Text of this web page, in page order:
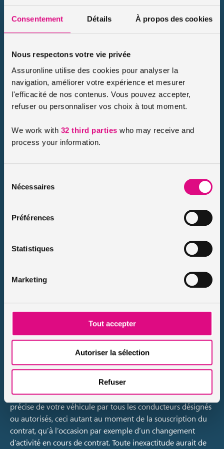
Consentement Détails À propos des cookies
Nous respectons votre vie privée
Assuronline utilise des cookies pour analyser la
navigation, améliorer votre expérience et mesurer
l'efficacité de nos contenus. Vous pouvez accepter,
refuser ou personnaliser vos choix à tout moment.
We work with 32 third parties who may receive and
process your information.
Nécessaires
Préférences
Statistiques
Marketing
Tout accepter
Autoriser la sélection
Refuser
Exemples tarifs assurance scooter
En quelques clics, vous avez une vision précise de ce que
vous coûtera votre assurance. La tarif de votreassurance
scootersera déterminé en fonction de la formule et des
d’assuré.
Pierre est un jeune actif, il a 26 ans et il habite
Bordeaux
. Pour un usage privé, il utilise chaque jour
scooter 50 au tiers
, la formule ECO pour son scooter. Il
paie 28.06€* par mois, avec l’option garantie du
Emilie a choisi l’option scooter 125 pour se rendre
ansparcourt la ville avec son Suzuki Burgman 125. Elle
assurance scooter 125 tiers vol incendie
assurance scooter 125 lui coûte 53.85 euros* par mois.
*exemples de tarifs au mois de janvier 2021
Nous attirons particulièrement votre attention sur
l’exactitude de votre déclaration concernant l’utilisation
précise de votre véhicule par tous les conducteurs désignés
ou autorisés, ceci autant au moment de la souscription du
contrat, qu’à l’occasion par exemple d’un changement
d’activité en cours de contrat. Toute inexactitude aurait de